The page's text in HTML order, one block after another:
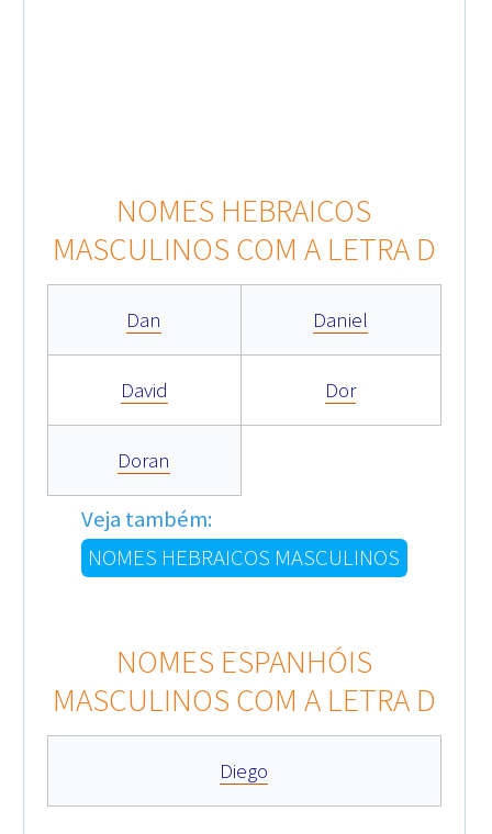
NOMES HEBRAICOS
MASCULINOS COM A LETRA D
Dan Daniel
David Dor
Doran
Veja também:
NOMES HEBRAICOS MASCULINOS
NOMES ESPANHÓIS
MASCULINOS COM A LETRA D
Diego